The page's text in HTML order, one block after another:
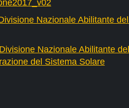
Nazionale Abilitante
Nazionale Abilitante
del Sistema Solare